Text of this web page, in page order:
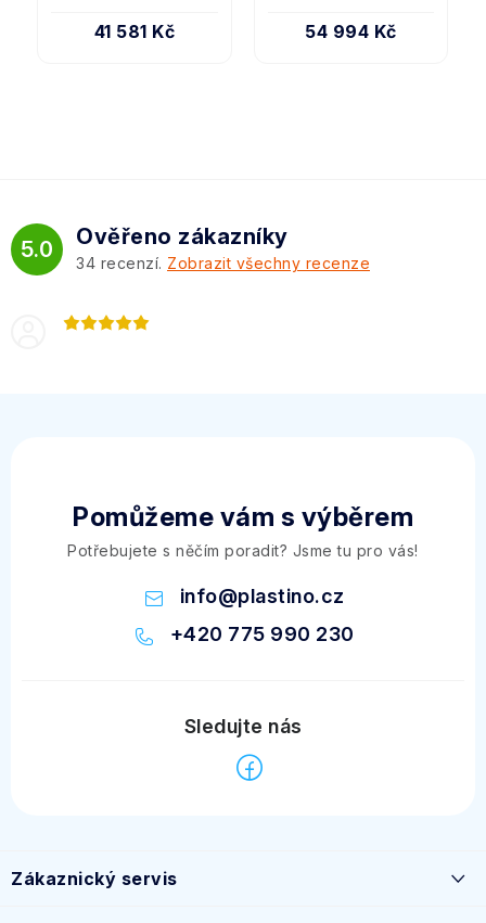
41 581 Kč 54 994 Kč
5.0 Ověřeno zákazníky
34 recenzí. Zobrazit všechny recenze
Pomůžeme vám s výběrem
Potřebujete s něčím poradit? Jsme tu pro vás!
info@plastino.cz
+420 775 990 230
pZákaznický servis